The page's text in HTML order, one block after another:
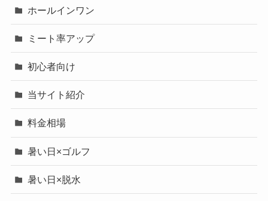
ホールインワン
ミート率アップ
初心者向け
当サイト紹介
料金相場
暑い日×ゴルフ
暑い日×脱水